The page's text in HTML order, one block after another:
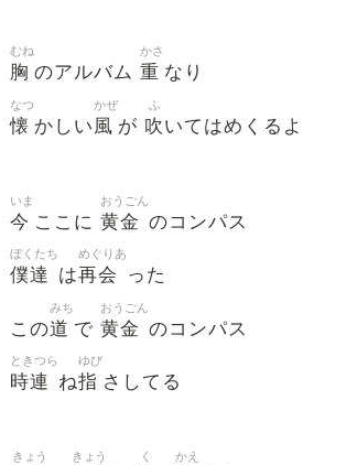
胸
むね
のアルバム 重
かさ
なり
懐
なつ
かしい 風
かぜ
が 吹
ふ
いてはめくるよ
今
いま
ここに 黄金
おうごん
のコンパス
僕達
ぼくたち
は再会
めぐりあ
った
この道
みち
で 黄金
おうごん
のコンパス
時連
ときつら
ね指
ゆび
さしてる
きょう きょう く かえ